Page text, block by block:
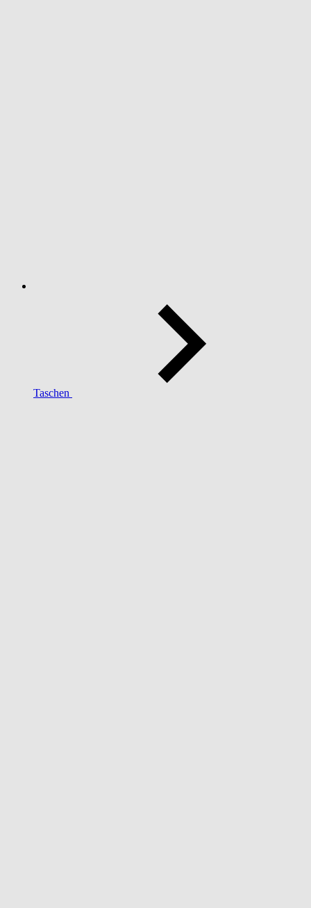
Taschen